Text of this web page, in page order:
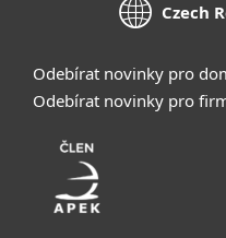
Czech
Odebírat novinky pro
Odebírat novinky pro